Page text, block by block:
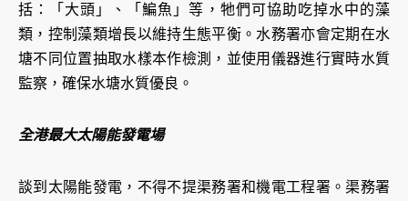
括：「大頭」、「鯿魚」等，牠們可協助吃掉水中的藻
類，控制藻類增長以維持生態平衡。水務署亦會定期在水
塘不同位置抽取水樣本作檢測，並使用儀器進行實時水質
監察，確保水塘水質優良。
全港最大太陽能發電場
談到太陽能發電，不得不提渠務署和機電工程署。渠務署